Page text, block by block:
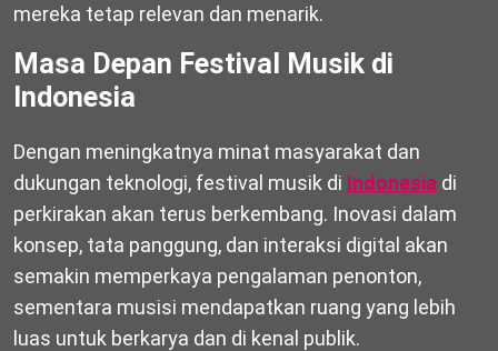
mereka tetap relevan dan menarik.
Masa Depan Festival Musik di
Indonesia
Dengan meningkatnya minat masyarakat dan
dukungan teknologi, festival musik di Indonesia di
perkirakan akan terus berkembang. Inovasi dalam
konsep, tata panggung, dan interaksi digital akan
semakin memperkaya pengalaman penonton,
sementara musisi mendapatkan ruang yang lebih
luas untuk berkarya dan di kenal publik.